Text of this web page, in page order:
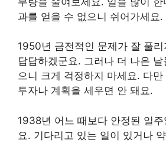
과를 얻을 수 없으니 쉬어가세요.
1950년 금전적인 문제가 잘 풀리
답답하겠군요. 그러나 더 나은
으니 크게 걱정하지 마세요. 다
투자나 계획을 세우면 안 돼요.
1938년 어느 때보다 안정된 일
요. 기다리고 있는 일이 있거나